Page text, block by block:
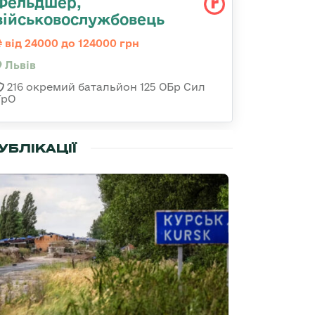
від 24000 до 124000 грн
Львів
216 окремий батальйон 125 ОБр Сил